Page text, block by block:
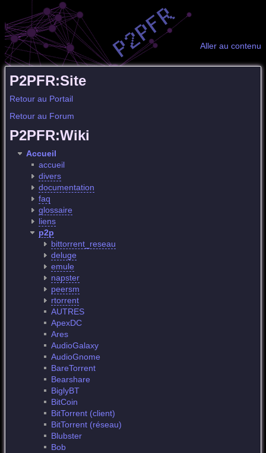
Aller au contenu
P2PFR:Site
Retour au Portail
Retour au Forum
P2PFR:Wiki
Accueil
accueil
divers
documentation
faq
glossaire
liens
p2p
bittorrent_reseau
deluge
emule
napster
peersm
rtorrent
AUTRES
ApexDC
Ares
AudioGalaxy
AudioGnome
BareTorrent
Bearshare
BiglyBT
BitCoin
BitTorrent (client)
BitTorrent (réseau)
Blubster
Bob